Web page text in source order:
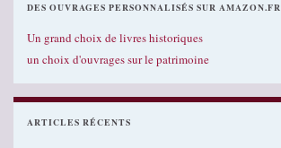
DES OUVRAGES PERSONNALISÉS SUR AMAZON.FR
Un grand choix de livres historiques
un choix d'ouvrages sur le patrimoine
ARTICLES RÉCENTS